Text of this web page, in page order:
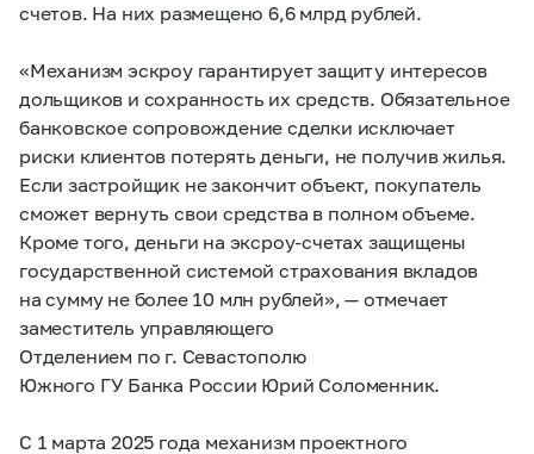
счетов. На них размещено 6,6 млрд рублей.
«Механизм эскроу гарантирует защиту интересов
дольщиков и сохранность их средств. Обязательное
банковское сопровождение сделки исключает
риски клиентов потерять деньги, не получив жилья.
Если застройщик не закончит объект, покупатель
сможет вернуть свои средства в полном объеме.
Кроме того, деньги на эксроу-счетах защищены
государственной системой страхования вкладов
на сумму не более 10 млн рублей», — отмечает
заместитель управляющего
Отделением по г. Севастополю
Южного ГУ Банка России Юрий Соломенник.
С 1 марта 2025 года механизм проектного